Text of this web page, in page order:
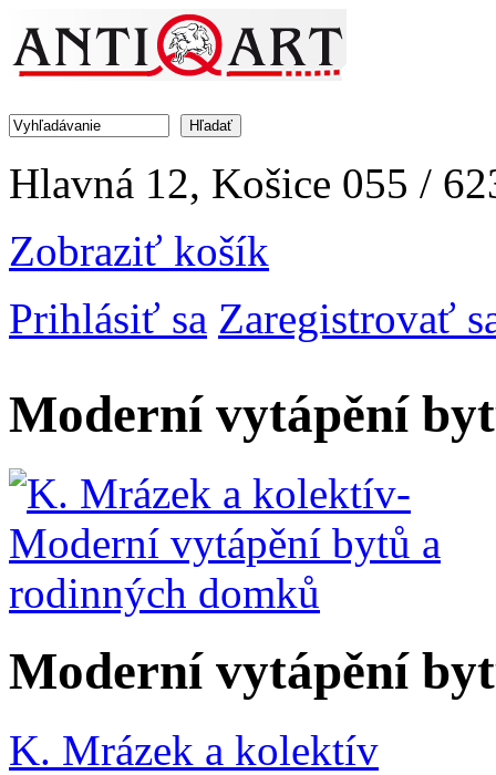
Vyhľadávanie
Hlavná 12, Košice 055 /
Zobraziť košík
Prihlásiť sa Zaregistrovať
Moderní vytápění
Moderní vytápění
K. Mrázek a kolektív